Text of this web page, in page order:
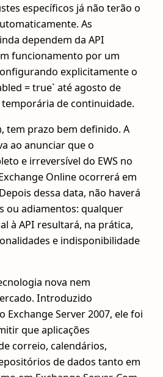
específicos já não terão o
As
dependem da API
funcionamento por um
explicitamente o
= true` até agosto de
de continuidade.
tem prazo bem definido. A
ao anunciar que o
e irreversível do EWS no
Online ocorrerá em
dessa data, não haverá
ou adiamentos: qualquer
à API resultará, na prática,
e indisponibilidade
nova nem
Introduzido
Exchange Server 2007, ele foi
que aplicações
correio, calendários,
de dados tanto em